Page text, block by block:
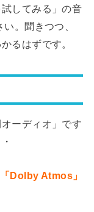
してみる」の音
。聞きつつ、
るはずです。
ーディオ」です
Dolby Atmos」